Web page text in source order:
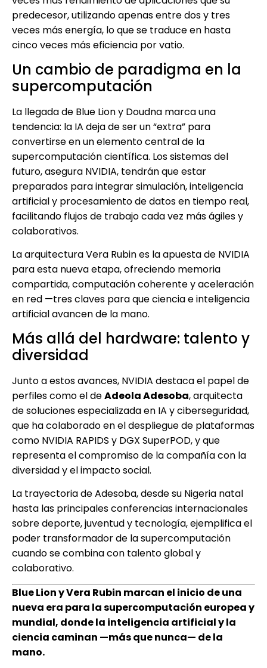
predecesor, utilizando apenas entre dos y tres
veces más energía, lo que se traduce en hasta
cinco veces más eficiencia por vatio.
Un cambio de paradigma en la
supercomputación
La llegada de Blue Lion y Doudna marca una
tendencia: la IA deja de ser un “extra” para
convertirse en un elemento central de la
supercomputación científica. Los sistemas del
futuro, asegura NVIDIA, tendrán que estar
preparados para integrar simulación, inteligencia
artificial y procesamiento de datos en tiempo real,
facilitando flujos de trabajo cada vez más ágiles y
colaborativos.
La arquitectura Vera Rubin es la apuesta de NVIDIA
para esta nueva etapa, ofreciendo memoria
compartida, computación coherente y aceleración
en red —tres claves para que ciencia e inteligencia
artificial avancen de la mano.
Más allá del hardware: talento y
diversidad
Junto a estos avances, NVIDIA destaca el papel de
perfiles como el deAdeola Adesoba, arquitecta
de soluciones especializada en IA y ciberseguridad,
que ha colaborado en el despliegue de plataformas
como NVIDIA RAPIDS y DGX SuperPOD, y que
representa el compromiso de la compañía con la
diversidad y el impacto social.
La trayectoria de Adesoba, desde su Nigeria natal
hasta las principales conferencias internacionales
sobre deporte, juventud y tecnología, ejemplifica el
poder transformador de la supercomputación
cuando se combina con talento global y
colaborativo.
Blue Lion y Vera Rubin marcan el inicio de una
nueva era para la supercomputación europea y
mundial, donde la inteligencia artificial y la
ciencia caminan —más que nunca— de la
mano.